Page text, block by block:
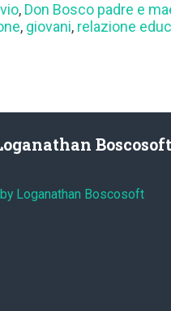
, Don Bosco padre e
, giovani, relazione
Boscosoft
Loganathan Boscosoft